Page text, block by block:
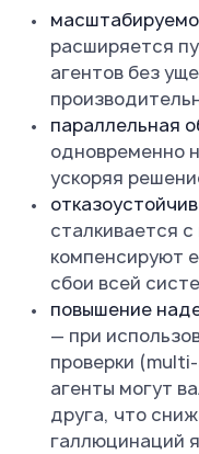
расширяется
агентов без
параллельная
одновременно
ускоряя
сталкивается
компенсируют
сбои всей
повышение
— при
проверки
агенты могут
друга, что
галлюцинаций